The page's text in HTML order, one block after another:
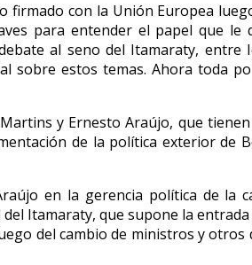
con la Unión Europea
para entender el papel que
al seno del Itamaraty,
sobre estos temas. Ahora toda
y Ernesto Araújo, que
de la política exterior
en la gerencia política de la
Itamaraty, que supone la
del cambio de ministros y